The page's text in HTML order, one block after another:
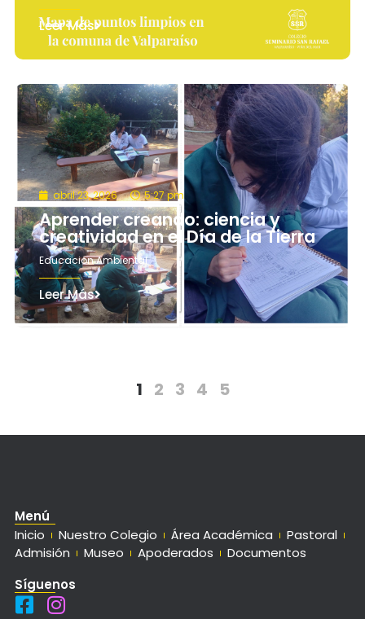
Leer Más
abril 23, 2026 5:27 pm
Aprender creando: ciencia y
creatividad en el Día de la Tierra
Educación Ambiental
Leer Más
1 2 3 4 5
Menú
Inicio
Nuestro Colegio Área Académica
Pastoral
Admisión
Museo Apoderados
Documentos
Síguenos